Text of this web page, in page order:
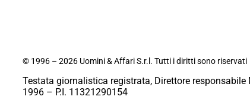
© 1996 – 2026 Uomini & Affari S.r.l. Tutti i diritti sono riservati
Testata giornalistica registrata, Direttore responsabile
1996 – P.I. 11321290154